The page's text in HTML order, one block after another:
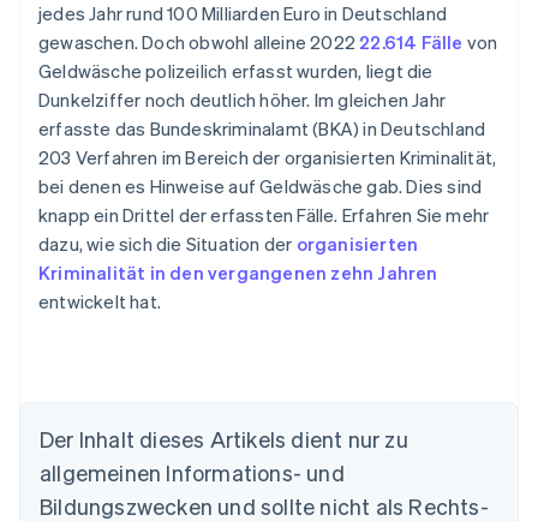
jedes Jahr rund 100 Milliarden Euro in Deutschland
gewaschen. Doch obwohl alleine 2022 22.614 Fälle von
Geldwäsche polizeilich erfasst wurden, liegt die
Dunkelziffer noch deutlich höher. Im gleichen Jahr
erfasste das Bundeskriminalamt (BKA) in Deutschland
203 Verfahren im Bereich der organisierten Kriminalität,
bei denen es Hinweise auf Geldwäsche gab. Dies sind
knapp ein Drittel der erfassten Fälle. Erfahren Sie mehr
dazu, wie sich die Situation der organisierten
Kriminalität in den vergangenen zehn Jahren
entwickelt hat.
Der Inhalt dieses Artikels dient nur zu
allgemeinen Informations- und
Bildungszwecken und sollte nicht als Rechts-
Australien
English
Belgien